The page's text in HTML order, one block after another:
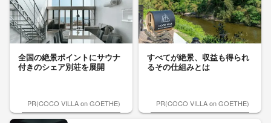
全国の絶景ポイントにサウナ
付きのシェア別荘を展開
PR(COCO VILLA on GOETHE)
すべてが絶景、収益も得られ
るその仕組みとは
PR(COCO VILLA on GOETHE)